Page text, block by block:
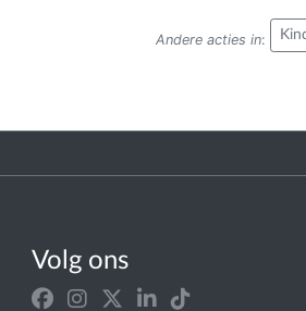
Andere acties in:
Volg ons